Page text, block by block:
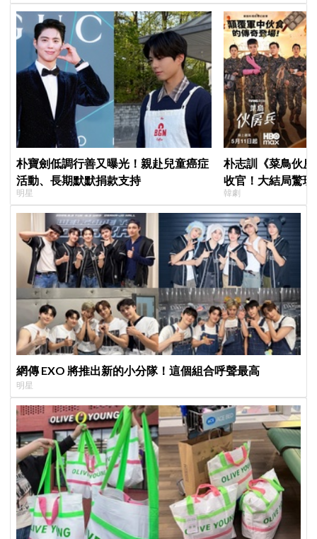
朴寶劍低調行善又曝光！親赴兒童癌症
活動、長期默默捐款支持
明星
朴志訓《菜鳥伙
收官！大結局驚
蛋，劇迷瘋狂敲
韓劇
網傳 EXO 將推出新的小分隊！這個組合呼聲最高
明星